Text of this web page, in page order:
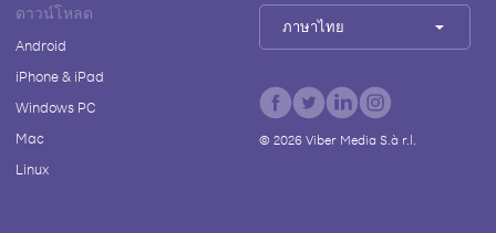
ดาวน์โหลด
Android
iPhone & iPad
Windows PC
Mac
Linux
ภาษาไทย
© 2026Viber Media S.à r.l.